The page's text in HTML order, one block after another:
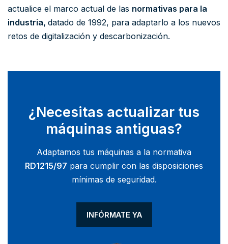
actualice el marco actual de las normativas para la
industria, datado de 1992, para adaptarlo a los nuevos
retos de digitalización y descarbonización.
¿Necesitas actualizar tus
máquinas antiguas?
Adaptamos tus máquinas a la normativa
RD1215/97 para cumplir con las disposiciones
mínimas de seguridad.
INFÓRMATE YA